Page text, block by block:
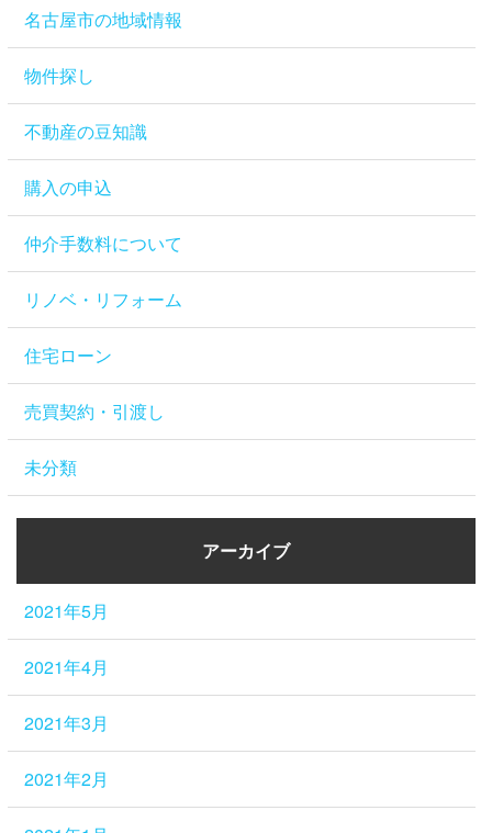
名古屋市の地域情報
物件探し
不動産の豆知識
購入の申込
仲介手数料について
リノベ・リフォーム
住宅ローン
売買契約・引渡し
未分類
アーカイブ
2021年5月
2021年4月
2021年3月
2021年2月